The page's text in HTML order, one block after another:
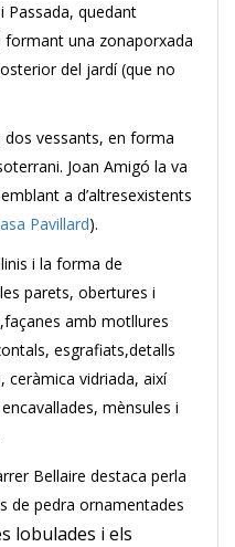
Passada, quedant
formant una zonaporxada
del jardí (que no
vessants, en forma
Joan Amigó la va
a d’altresexistents
Pavillard).
i la forma de
parets, obertures i
amb motllures
esgrafiats,detalls
ceràmica vidriada, així
mènsules i
Bellaire destaca perla
de pedra ornamentades
lobulades i els